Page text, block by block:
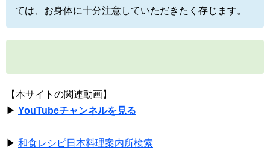
ては、お身体に十分注意していただきたく存じます。
【本サイトの関連動画】
▶ YouTubeチャンネルを見る
▶ 和食レシピ日本料理案内所検索